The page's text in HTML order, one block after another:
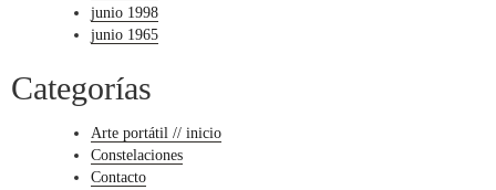
junio 1998
junio 1965
Categorías
Arte portátil // inicio
Constelaciones
Contacto